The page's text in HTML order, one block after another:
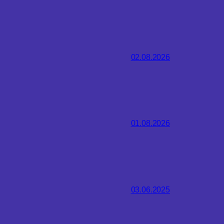
02.08.2026
01.08.2026
03.06.2025